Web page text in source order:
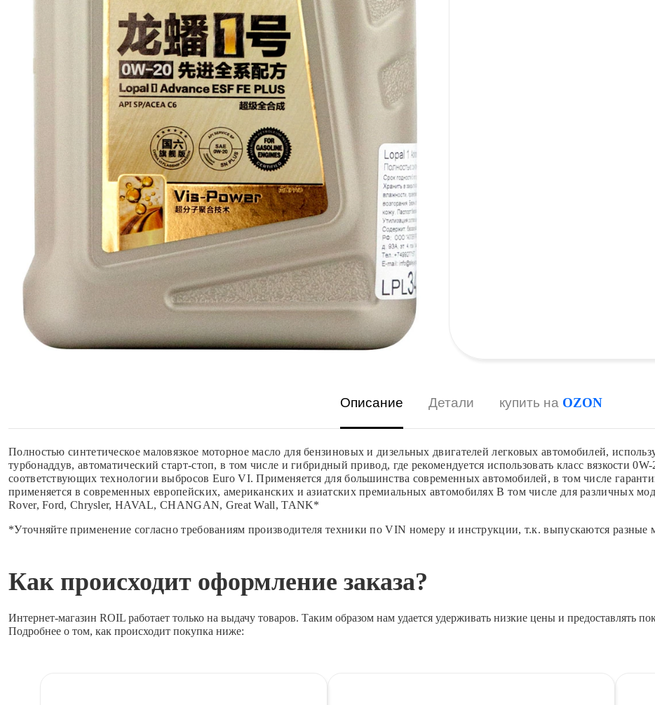
Описание Детали купить на OZON
Полностью синтетическое маловязкое моторное масло для бензиновых и дизельных двигателей легковых автомобилей,
турбонаддув, автоматический старт-стоп, в том числе и гибридный привод, где рекомендуется использовать класс вязкости
соответствующих технологии выбросов Euro VI. Применяется для большинства современных автомобилей, в том числе
применяется в современных европейских, американских и азиатских премиальных автомобилях В том числе для различных
Rover, Ford, Chrysler, HAVAL, CHANGAN, Great Wall, TANK*
*Уточняйте применение согласно требованиям производителя техники по VIN номеру и инструкции, т.к. выпускаются
Как происходит оформление заказа?
Интернет-магазин ROIL работает только на выдачу товаров. Таким образом нам удается удерживать низкие цены и предоставлять
Подробнее о том, как происходит покупка ниже: